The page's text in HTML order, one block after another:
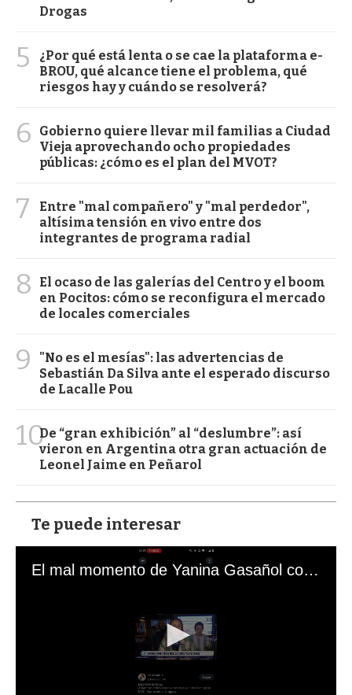
Drogas
5
¿Por qué está lenta o se cae la plataforma e-
BROU, qué alcance tiene el problema, qué
riesgos hay y cuándo se resolverá?
6
Gobierno quiere llevar mil familias a Ciudad
Vieja aprovechando ocho propiedades
públicas: ¿cómo es el plan del MVOT?
7
Entre "mal compañero" y "mal perdedor",
altísima tensión en vivo entre dos
integrantes de programa radial
8
El ocaso de las galerías del Centro y el boom
en Pocitos: cómo se reconfigura el mercado
de locales comerciales
9
"No es el mesías": las advertencias de
Sebastián Da Silva ante el esperado discurso
de Lacalle Pou
10De “gran exhibición” al “deslumbre”: así
vieron en Argentina otra gran actuación de
Leonel Jaime en Peñarol
Te puede interesar
El mal momento de Yanina Gasañol con un hincha argentino en "Subrayado"